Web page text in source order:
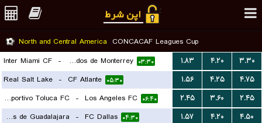
North and Central America CONCACAF Leagues Cup
Inter Miami CF - CF Rayados de Monterrey ۰۳:۳۰ ۱.۸۳ ۴.۲۰
۳.۳۰
Real Salt Lake - CF Atlante ۰۵:۳۰ ۱.۵۶ ۴.۲۵
۴.۷۵
Deportivo Toluca FC
- Los Angeles FC ۰۶:۴۰ ۲.۴۵ ۳.۶۰
۲.۴۵
CD Chivas de Guadalajara
- FC Dallas ۰۴:۳۰ ۱.۵۷ ۴.۲۰
۴.۵۰